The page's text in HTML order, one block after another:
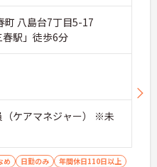
町 八島台7丁目5-17
春駅」徒歩6分
ケアマネジャー） ※未
め 日勤のみ
年間休日110日以上